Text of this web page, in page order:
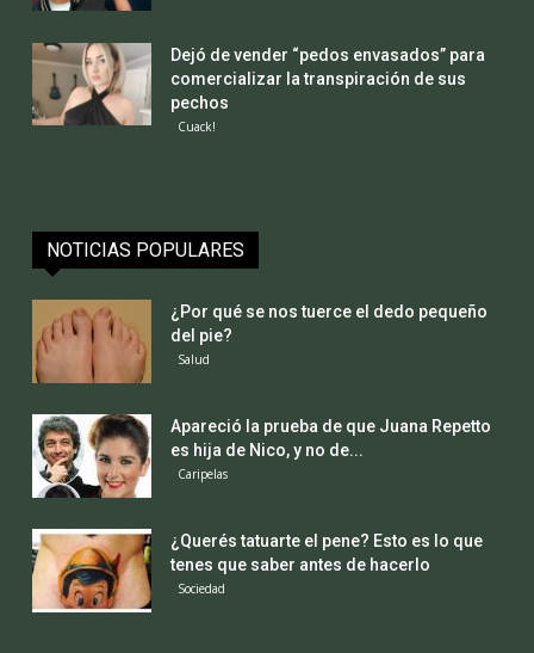
Dejó de vender “pedos envasados” para
comercializar la transpiración de sus
pechos
Cuack!
NOTICIAS POPULARES
¿Por qué se nos tuerce el dedo pequeño
del pie?
Salud
Apareció la prueba de que Juana Repetto
es hija de Nico, y no de...
Caripelas
¿Querés tatuarte el pene? Esto es lo que
tenes que saber antes de hacerlo
Sociedad